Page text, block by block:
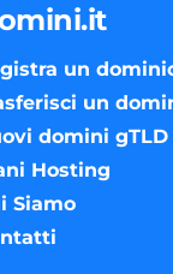
un
un
domini gTLD
Hosting
Siamo